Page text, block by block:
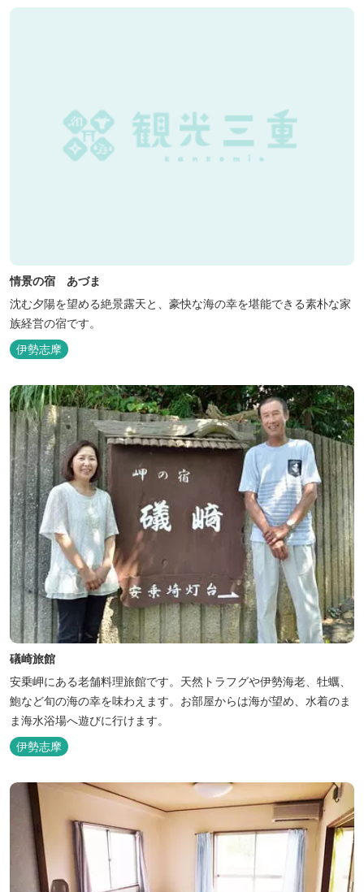
情景の宿 あづま
沈む夕陽を望める絶景露天と、豪快な海の幸を堪能できる素朴な家
族経営の宿です。
伊勢志摩
礒崎旅館
安乗岬にある老舗料理旅館です。天然トラフグや伊勢海老、牡蠣、
鮑など旬の海の幸を味わえます。お部屋からは海が望め、水着のま
ま海水浴場へ遊びに行けます。
伊勢志摩